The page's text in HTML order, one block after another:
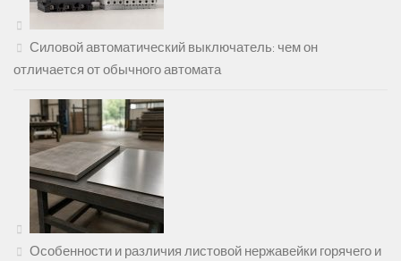
Силовой автоматический выключатель: чем он
отличается от обычного автомата
Особенности и различия листовой нержавейки горячего и